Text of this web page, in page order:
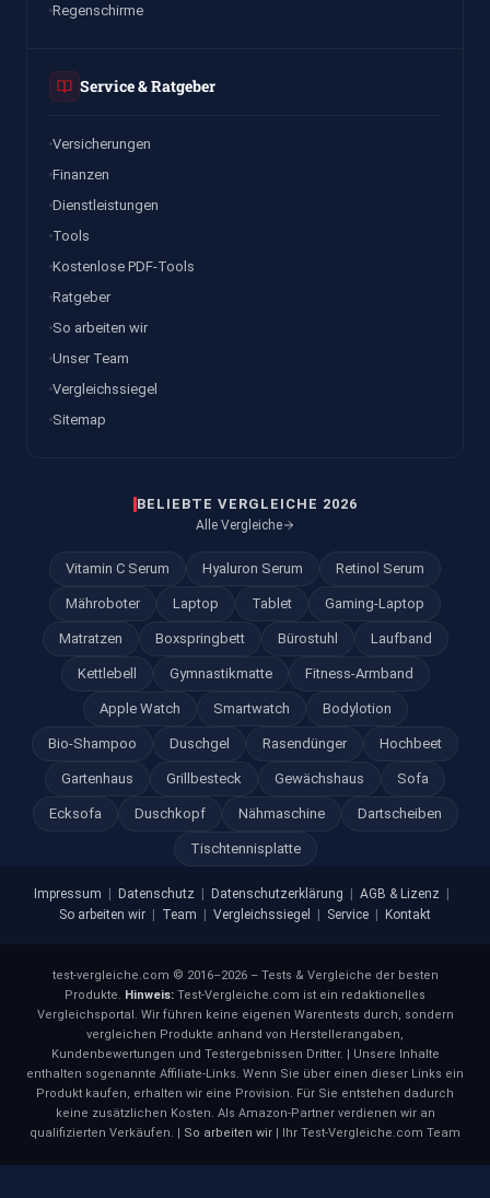
Regenschirme
Service & Ratgeber
Versicherungen
Finanzen
Dienstleistungen
Tools
Kostenlose PDF-Tools
Ratgeber
So arbeiten wir
Unser Team
Vergleichssiegel
Sitemap
BELIEBTE VERGLEICHE 2026
Alle Vergleiche
Vitamin C Serum Hyaluron Serum Retinol Serum
Mähroboter Laptop Tablet Gaming-Laptop
Matratzen Boxspringbett Bürostuhl Laufband
Kettlebell Gymnastikmatte Fitness-Armband
Apple Watch Smartwatch Bodylotion
Bio-Shampoo Duschgel Rasendünger Hochbeet
Gartenhaus Grillbesteck Gewächshaus Sofa
Ecksofa Duschkopf Nähmaschine Dartscheiben
Tischtennisplatte
Impressum | Datenschutz | Datenschutzerklärung | AGB & Lizenz |
So arbeiten wir | Team | Vergleichssiegel | Service | Kontakt
test-vergleiche.com © 2016–2026 – Tests & Vergleiche der besten
Produkte. Hinweis: Test-Vergleiche.com ist ein redaktionelles
Vergleichsportal. Wir führen keine eigenen Warentests durch, sondern
vergleichen Produkte anhand von Herstellerangaben,
Kundenbewertungen und Testergebnissen Dritter. | Unsere Inhalte
enthalten sogenannte Affiliate-Links. Wenn Sie über einen dieser Links ein
Produkt kaufen, erhalten wir eine Provision. Für Sie entstehen dadurch
keine zusätzlichen Kosten. Als Amazon-Partner verdienen wir an
qualifizierten Verkäufen. | So arbeiten wir | Ihr Test-Vergleiche.com Team